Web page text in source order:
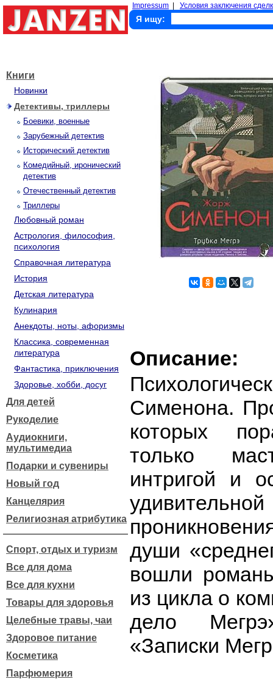
Impressum Условия заключения
Я ищу:
Книги
Новинки
Детективы, триллеры
Боевики, военные
Зарубежный детектив
Исторический детектив
Комедийный, иронический
детектив
Отечественный детектив
Триллеры
Любовный роман
Астрология, философия,
психология
Справочная литература
История
Детская литература
Кулинария
Анекдоты, ноты, афоризмы
Классика, современная
литература
Фантастика, приключения
Здоровье, хобби, досуг
Для детей
Рукоделие
Аудиокниги,
мультимедиа
Подарки и сувениры
Новый год
Канцелярия
Религиозная атрибутика
Спорт, отдых и туризм
Все для дома
Все для кухни
Товары для здоровья
Целебные травы, чаи
Здоровое питание
Косметика
Парфюмерия
Описание:
Сименона.
которых
только
интригой и
души
вошли
из цикла о
дело
«Записки